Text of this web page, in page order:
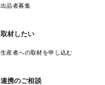
出品者募集
取材したい
生産者への取材を申し込む
連携のご相談